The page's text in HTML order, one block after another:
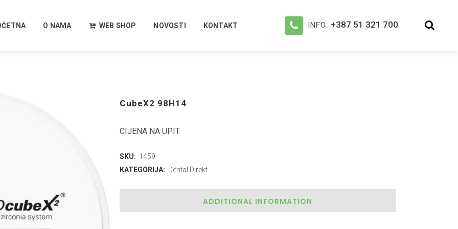
INFO: +387 51 321 700
O NAMA WEB SHOP NOVOSTI KONTAKT
CubeX2 98H14
CIJENA NA UPIT
SKU: 1459
KATEGORIJA: Dental Direkt
ADDITIONAL INFORMATION